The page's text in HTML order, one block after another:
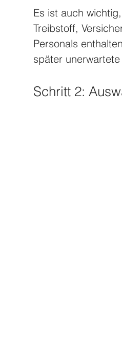
Es ist auch
Treibstoff,
Personals
später
Schritt 2: